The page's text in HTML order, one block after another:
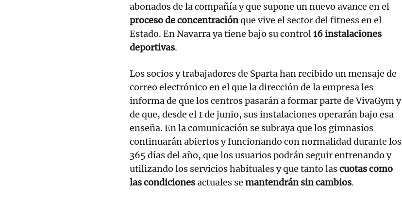
abonados de la compañía y que supone un nuevo avance en el
proceso de concentraciónque vive el sector del fitness en el
Estado. En Navarra ya tiene bajo su control16 instalaciones
deportivas.
Los socios y trabajadores de Sparta han recibido un mensaje de
correo electrónico en el que la dirección de la empresa les
informa de que los centros pasarán a formar parte de VivaGym y
de que, desde el 1 de junio, sus instalaciones operarán bajo esa
enseña. En la comunicación se subraya que los gimnasios
continuarán abiertos y funcionando con normalidad durante los
365 días del año, que los usuarios podrán seguir entrenando y
utilizando los servicios habituales y que tanto lascuotas como
las condicionesactuales se mantendrán sin cambios.